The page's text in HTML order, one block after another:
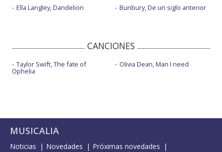
Ella Langley, Dandelion
Bunbury, De un siglo anterior
CANCIONES
Taylor Swift, The fate of
Ophelia
Olivia Dean, Man I need
MUSICALIA
Noticias Novedades
Próximas novedades